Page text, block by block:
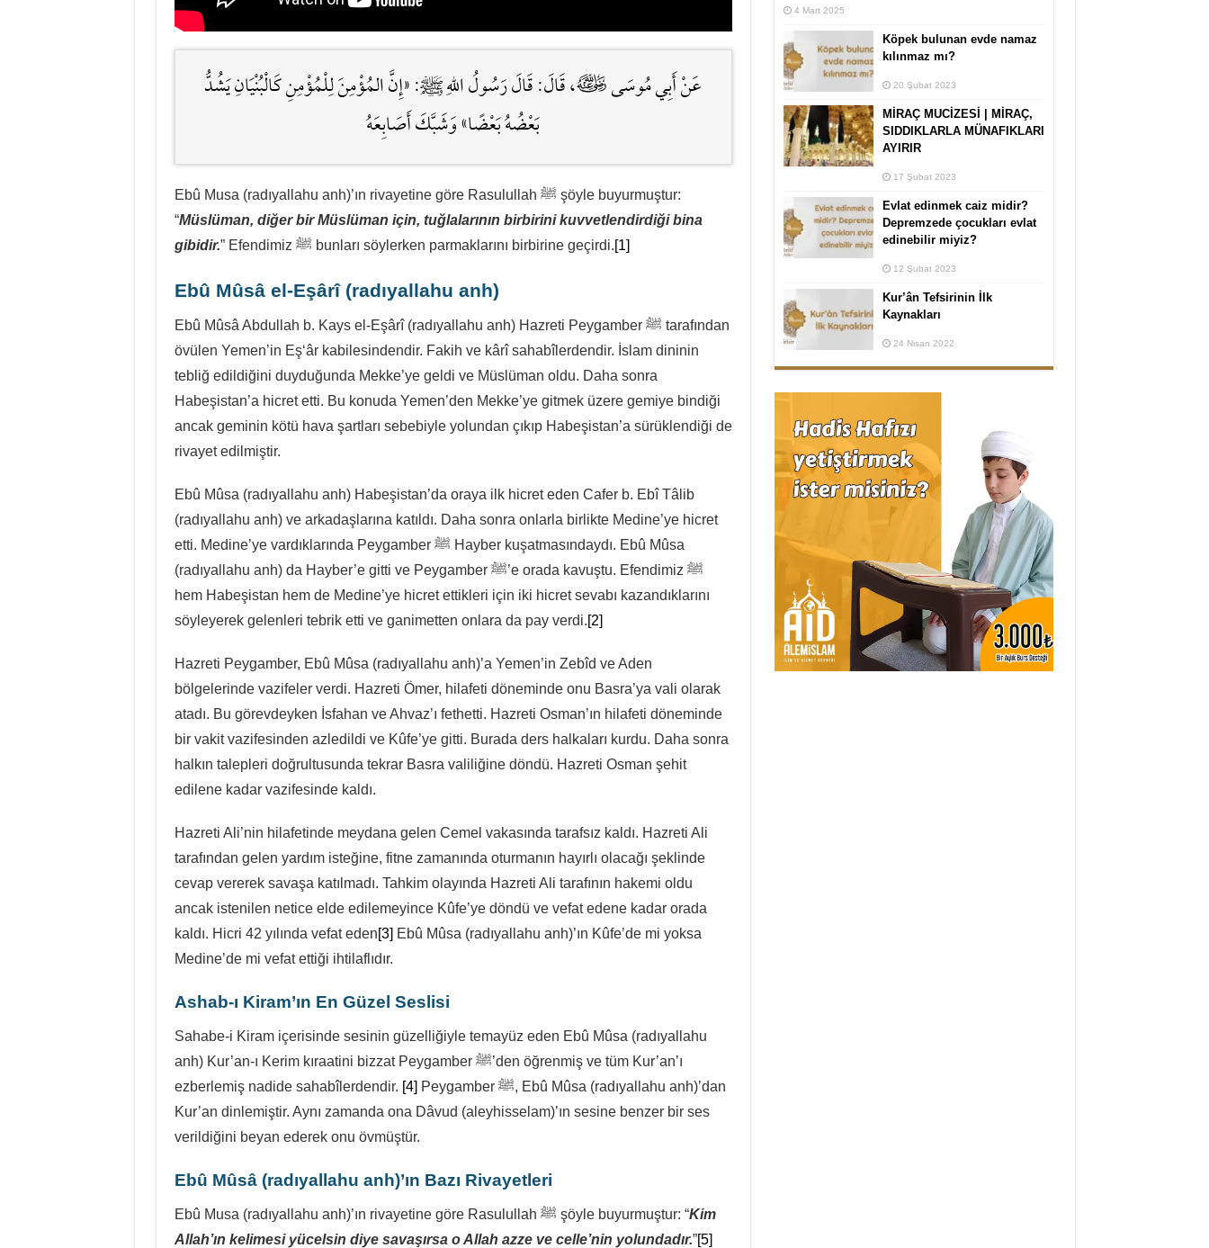
عَنْ أَبِي مُوسَى ﭬ، قَالَ: قَالَ رَسُولُ اللهِ ﷺ: «إِنَّ المُؤْمِنَ لِلْمُؤْمِنِ كَالْبُنْيَانِ يَشُدُّ
بَعْضُهُ بَعْضًا» وَشَبَّكَ أَصَابِعَهُ
Ebû Musa (radıyallahu anh)’ın rivayetine göre Rasulullah ﷺ şöyle buyurmuştur:
“Müslüman, diğer bir Müslüman için, tuğlalarının birbirini kuvvetlendirdiği bina
gibidir.
” Efendimiz ﷺ bunları söylerken parmaklarını birbirine geçirdi.[1]
Ebû Mûsâ el-Eşârî (radıyallahu anh)
Ebû Mûsâ Abdullah b. Kays el-Eşârî (radıyallahu anh) Hazreti Peygamber ﷺ tarafından
övülen Yemen’in Eş‘âr kabilesindendir. Fakih ve kârî sahabîlerdendir. İslam dininin
tebliğ edildiğini duyduğunda Mekke’ye geldi ve Müslüman oldu. Daha sonra
Habeşistan’a hicret etti. Bu konuda Yemen’den Mekke’ye gitmek üzere gemiye bindiği
ancak geminin kötü hava şartları sebebiyle yolundan çıkıp Habeşistan’a sürüklendiği de
rivayet edilmiştir.
Ebû Mûsa (radıyallahu anh) Habeşistan’da oraya ilk hicret eden Cafer b. Ebî Tâlib
(radıyallahu anh) ve arkadaşlarına katıldı. Daha sonra onlarla birlikte Medine’ye hicret
etti. Medine’ye vardıklarında Peygamber ﷺ Hayber kuşatmasındaydı. Ebû Mûsa
(radıyallahu anh) da Hayber’e gitti ve Peygamber ﷺ’e orada kavuştu. Efendimiz ﷺ
hem Habeşistan hem de Medine’ye hicret ettikleri için iki hicret sevabı kazandıklarını
söyleyerek gelenleri tebrik etti ve ganimetten onlara da pay verdi.[2]
Hazreti Peygamber, Ebû Mûsa (radıyallahu anh)’a Yemen’in Zebîd ve Aden
bölgelerinde vazifeler verdi. Hazreti Ömer, hilafeti döneminde onu Basra’ya vali olarak
atadı. Bu görevdeyken İsfahan ve Ahvaz’ı fethetti. Hazreti Osman’ın hilafeti döneminde
bir vakit vazifesinden azledildi ve Kûfe’ye gitti. Burada ders halkaları kurdu. Daha sonra
halkın talepleri doğrultusunda tekrar Basra valiliğine döndü. Hazreti Osman şehit
edilene kadar vazifesinde kaldı.
Hazreti Ali’nin hilafetinde meydana gelen Cemel vakasında tarafsız kaldı. Hazreti Ali
tarafından gelen yardım isteğine, fitne zamanında oturmanın hayırlı olacağı şeklinde
cevap vererek savaşa katılmadı. Tahkim olayında Hazreti Ali tarafının hakemi oldu
ancak istenilen netice elde edilemeyince Kûfe’ye döndü ve vefat edene kadar orada
kaldı. Hicri 42 yılında vefat eden[3] Ebû Mûsa (radıyallahu anh)’ın Kûfe’de mi yoksa
Medine’de mi vefat ettiği ihtilaflıdır.
Ashab-ı Kiram’ın En Güzel Seslisi
Sahabe-i Kiram içerisinde sesinin güzelliğiyle temayüz eden Ebû Mûsa (radıyallahu
anh) Kur’an-ı Kerim kıraatini bizzat Peygamber ﷺ’den öğrenmiş ve tüm Kur’an’ı
ezberlemiş nadide sahabîlerdendir. [4] Peygamber ﷺ, Ebû Mûsa (radıyallahu anh)’dan
Kur’an dinlemiştir. Aynı zamanda ona Dâvud (aleyhisselam)’ın sesine benzer bir ses
verildiğini beyan ederek onu övmüştür.
Ebû Mûsâ (radıyallahu anh)’ın Bazı Rivayetleri
Ebû Musa (radıyallahu anh)’ın rivayetine göre Rasulullah ﷺ şöyle buyurmuştur: “Kim
Allah’ın kelimesi yücelsin diye savaşırsa o Allah azze ve celle’nin yolundadır.”[5]
4 Mart 2025
Köpek bulunan evde namaz
kılınmaz mı?
20 Şubat 2023
MİRAÇ MUCİZESİ | MİRAÇ,
SIDDIKLARLA MÜNAFIKLARI
AYIRIR
17 Şubat 2023
Evlat edinmek caiz midir?
Depremzede çocukları evlat
edinebilir miyiz?
12 Şubat 2023
Kur’ân Tefsirinin İlk
Kaynakları
24 Nisan 2022